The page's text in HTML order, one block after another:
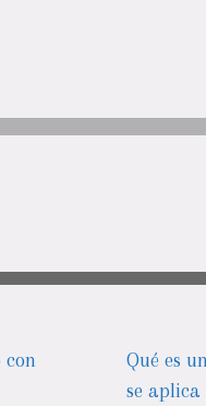
con
Qué es
se aplica